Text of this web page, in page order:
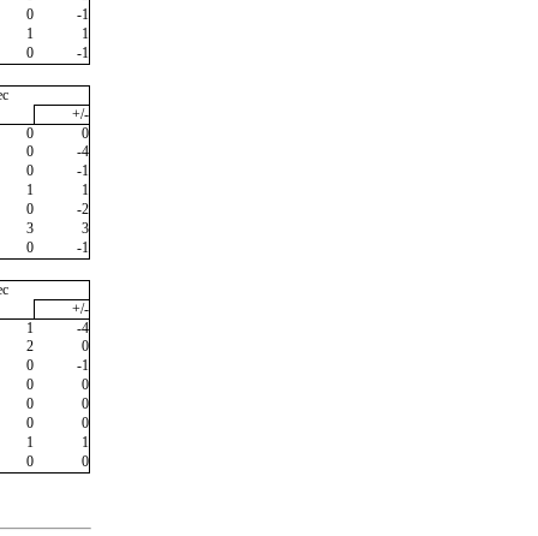
0
-1
1
1
0
-1
+/-
0
0
0
-4
0
-1
1
1
0
-2
3
3
0
-1
+/-
1
-4
2
0
0
-1
0
0
0
0
0
0
1
1
0 0